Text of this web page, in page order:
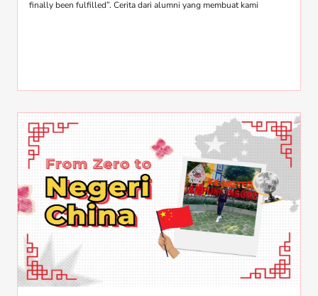
finally been fulfilled”. Cerita dari alumni yang membuat kami